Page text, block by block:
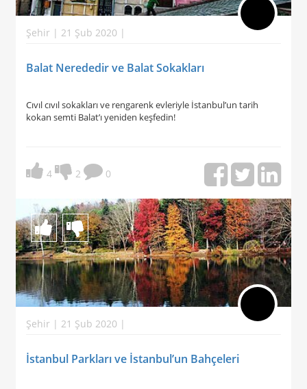
Şehir | 21 Şub 2020 |
Balat Nerededir ve Balat Sokakları
Cıvıl cıvıl sokakları ve rengarenk evleriyle İstanbul’un tarih
kokan semti Balat’ı yeniden keşfedin!
4 2 0
Şehir | 21 Şub 2020 |
İstanbul Parkları ve İstanbul’un Bahçeleri